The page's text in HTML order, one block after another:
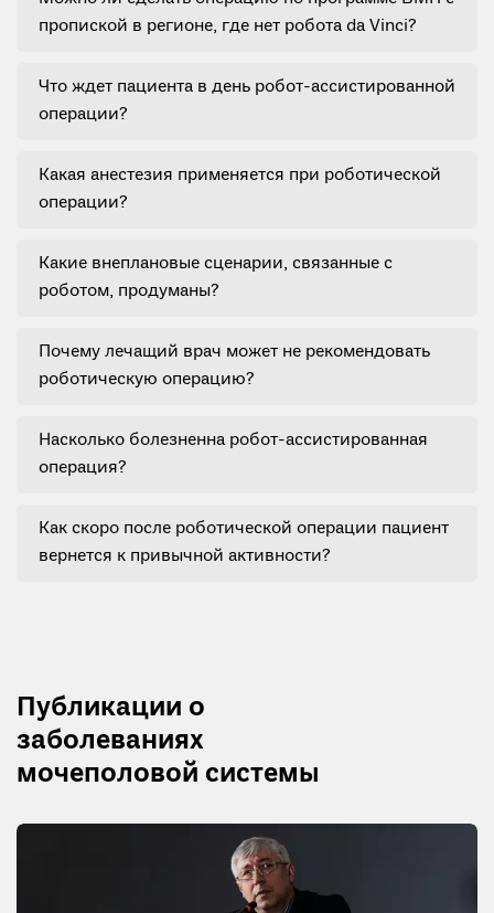
пропиской в регионе, где нет робота da Vinci?
Что ждет пациента в день робот-ассистированной
операции?
Какая анестезия применяется при роботической
операции?
Какие внеплановые сценарии, связанные с
роботом, продуманы?
Почему лечащий врач может не рекомендовать
роботическую операцию?
Насколько болезненна робот-ассистированная
операция?
Как скоро после роботической операции пациент
вернется к привычной активности?
Публикации о
заболеваниях
мочеполовой системы